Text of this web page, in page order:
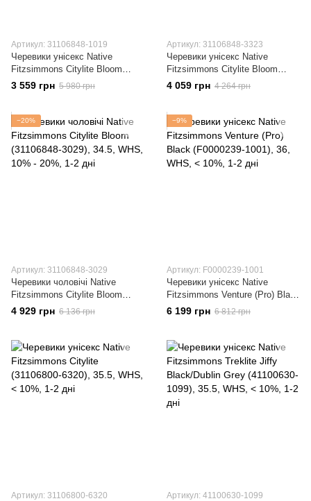
Артикул: 31106848-1019
Черевики унісекс Native
Fitzsimmons Citylite Bloom
(31106848-1019)
3 559 грн 5 980 грн
Артикул: 31106848-3323
Черевики унісекс Native
Fitzsimmons Citylite Bloom
(31106848-3323)
4 059 грн 4 264 грн
−20%
Артикул: 31106848-3029
Черевики чоловічі Native
Fitzsimmons Citylite Bloom
(31106848-3029)
4 929 грн 6 136 грн
−9%
Артикул: F0000239-1001
Черевики унісекс Native
Fitzsimmons Venture (Pro) Black
(F0000239-1001)
6 199 грн 6 812 грн
Артикул: 31106800-6320 Артикул: 41100630-1099